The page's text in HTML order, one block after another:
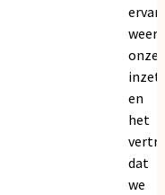
onze
inzet
en
het
dat
we